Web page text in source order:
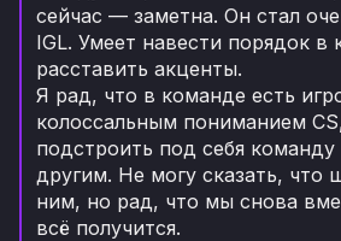
сейчас — заметна. Он стал
IGL. Умеет навести порядок в
расставить акценты.
Я рад, что в команде есть
колоссальным пониманием
подстроить под себя
другим. Не могу сказать, что
ним, но рад, что мы снова
всё получится.